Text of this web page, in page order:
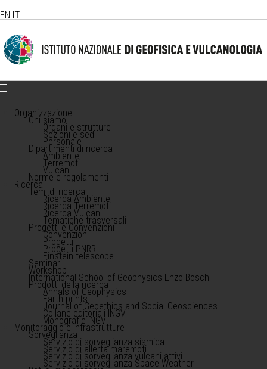
EN IT
Organizzazione
Chi siamo
Organi e strutture
Sezioni e sedi
Personale
Dipartimenti di ricerca
Ambiente
Terremoti
Vulcani
Norme e regolamenti
Ricerca
Temi di ricerca
Ricerca Ambiente
Ricerca Terremoti
Ricerca Vulcani
Tematiche trasversali
Progetti e Convenzioni
Convenzioni
Progetti
Progetti PNRR
Einstein telescope
Seminari
Workshop
International School of Geophysics Enzo Boschi
Prodotti della ricerca
Annals of Geophysics
Earth-prints
Journal of Geoethics and Social Geosciences
Collane editoriali INGV
Monografie INGV
Monitoraggio e infrastrutture
Sorveglianza
Servizio di sorveglianza sismica
Servizio di allerta maremoti
Servizio di sorveglianza vulcani attivi
Servizio di sorveglianza Space Weather